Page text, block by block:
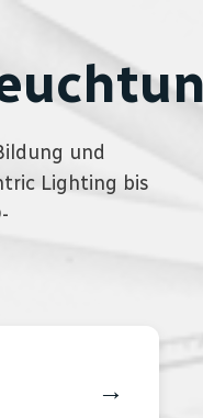
und
Lighting bis
→